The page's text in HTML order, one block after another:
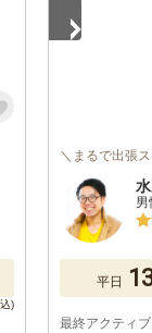
＼まるで出張
平日
最終アクティ